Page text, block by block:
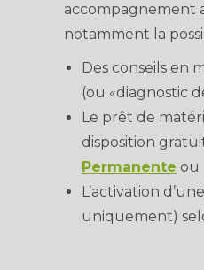
accompagnement
notamment la
Des conseils en
(ou «diagnostic
Le prêt de
disposition
Permanente ou
L’activation
uniquement)